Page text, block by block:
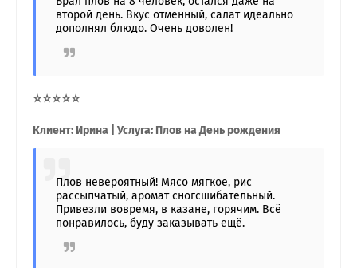
второй день. Вкус отменный, салат идеально
дополнял блюдо. Очень доволен!
⭐⭐⭐⭐⭐
Клиент: Ирина | Услуга: Плов на День рождения
Плов невероятный! Мясо мягкое, рис
рассыпчатый, аромат сногсшибательный.
Привезли вовремя, в казане, горячим. Всё
понравилось, буду заказывать ещё.